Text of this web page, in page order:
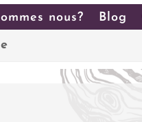
nous? Blog